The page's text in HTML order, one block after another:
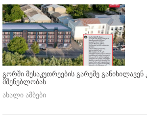
გორში მესაკუთრეების გარეშე განიხილავენ
მშენებლობას
ახალი ამბები